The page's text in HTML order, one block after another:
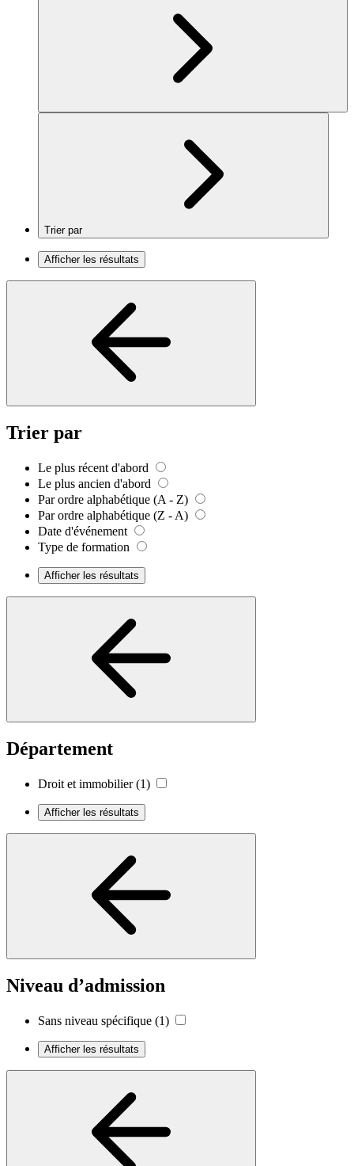
Trier par
Afficher les résultats
Trier par
Le plus récent d'abord
Le plus ancien d'abord
Par ordre alphabétique (A - Z)
Par ordre alphabétique (Z - A)
Date d'événement
Type de formation
Afficher les résultats
Département
Droit et immobilier (1)
Afficher les résultats
Niveau d’admission
Sans niveau spécifique (1)
Afficher les résultats